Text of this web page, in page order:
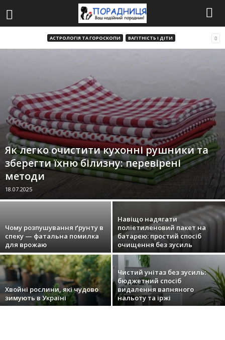
АСТРОЛОГІЯ ТА ГОРОСКОПИ ВАГІТНІСТЬ І ДІТИ
Як легко очистити кухонні рушники та
зберегти їхню білизну: перевірені
методи
18.07.2025
Чому розпушування ґрунту в
спеку — фатальна помилка
для врожаю
Навіщо надягати
поліетиленовий пакет на
батарею: простий спосіб
очищення без зусиль
Хвойні рослини, які чудово
зимують в Україні
Чистий унітаз без зусиль:
бюджетний спосіб
видалення вапняного
нальоту та іржі